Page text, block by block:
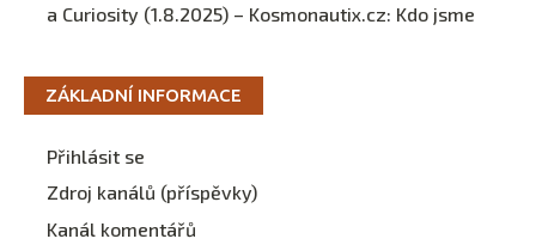
a Curiosity (1.8.2025) – Kosmonautix.cz: Kdo jsme
ZÁKLADNÍ INFORMACE
Přihlásit se
Zdroj kanálů (příspěvky)
Kanál komentářů